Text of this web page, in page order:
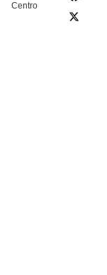
Centro